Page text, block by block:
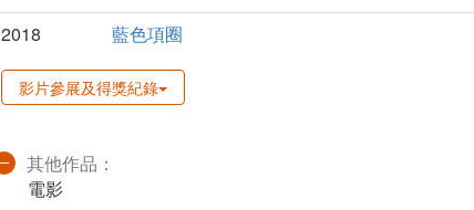
2018 藍色項圈
影片參展及得獎紀錄
其他作品：
電影